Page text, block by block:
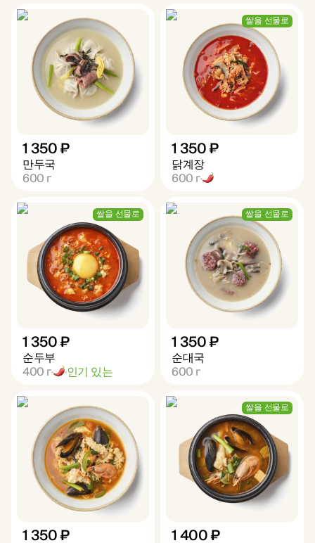
1 350 ₽
만두국
600г
쌀을 선물로
1 350 ₽
닭계장
600г
쌀을 선물로
1 350 ₽
순두부
400г 인기 있는
쌀을 선물로
1 350 ₽
순대국
600г
1 350 ₽
쌀을 선물로
1 400 ₽